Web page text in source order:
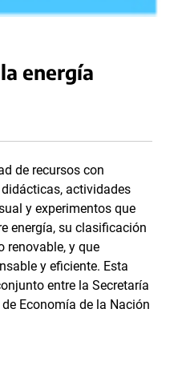
energía
de recursos con
actividades
y experimentos que
energía, su clasificación
renovable, y que
y eficiente. Esta
entre la Secretaría
Economía de la Nación